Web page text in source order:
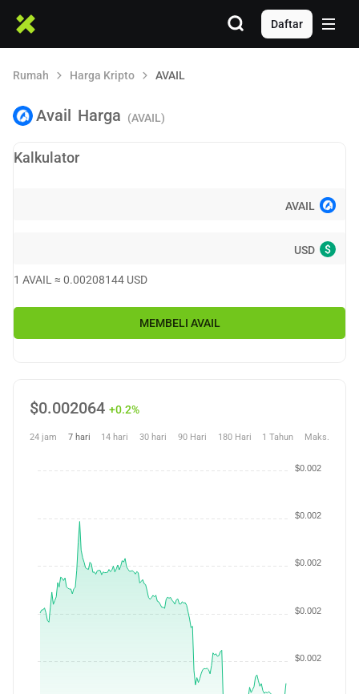
Daftar
Rumah Harga Kripto AVAIL
Avail Harga (AVAIL)
Kalkulator
AVAIL
USD $
1 AVAIL ≈ 0.00208144 USD
MEMBELI AVAIL
$0.002064 +0.2%
24 jam 7 hari 14 hari 30 hari 90 Hari 180 Hari 1 Tahun Maks.
$0.002
$0.002
$0.002
$0.002
$0.002